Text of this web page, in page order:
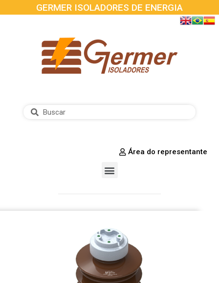
GERMER ISOLADORES DE ENERGIA
Área do representante